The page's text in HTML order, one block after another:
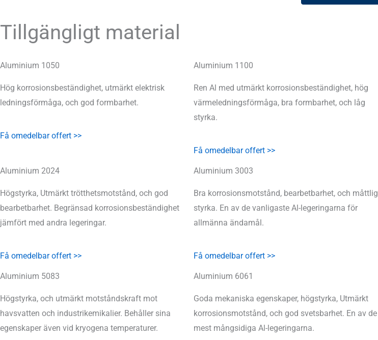
Tillgängligt material
Aluminium 1050
Hög korrosionsbeständighet, utmärkt elektrisk
ledningsförmåga, och god formbarhet.
Få omedelbar offert >>
Aluminium 1100
Ren Al med utmärkt korrosionsbeständighet, hög
värmeledningsförmåga, bra formbarhet, och låg
styrka.
Få omedelbar offert >>
Aluminium 2024
Högstyrka, Utmärkt trötthetsmotstånd, och god
bearbetbarhet. Begränsad korrosionsbeständighet
jämfört med andra legeringar.
Få omedelbar offert >>
Aluminium 3003
Bra korrosionsmotstånd, bearbetbarhet, och måttlig
styrka. En av de vanligaste Al-legeringarna för
allmänna ändamål.
Få omedelbar offert >>
Aluminium 5083
Högstyrka, och utmärkt motståndskraft mot
havsvatten och industrikemikalier. Behåller sina
egenskaper även vid kryogena temperaturer.
Aluminium 6061
Goda mekaniska egenskaper, högstyrka, Utmärkt
korrosionsmotstånd, och god svetsbarhet. En av de
mest mångsidiga Al-legeringarna.